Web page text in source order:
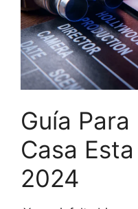
Guía
Casa
2024